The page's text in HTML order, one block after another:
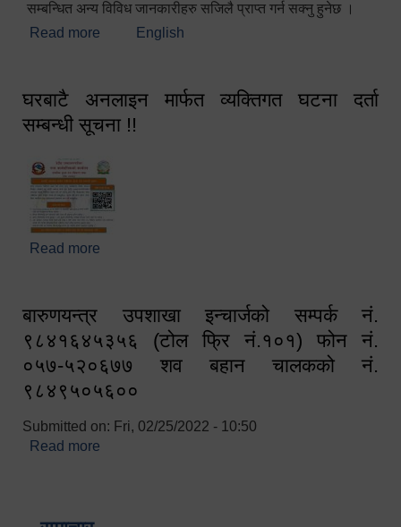
सम्बन्धित अन्य विविध जानकारीहरु सजिलै प्राप्त गर्न सक्नु हुनेछ ।
Read more about स्वागतम!!!
English
घरबाटै अनलाइन मार्फत व्यक्तिगत घटना दर्ता
सम्बन्धी सूचना !!
Read more
बारुणयन्त्र उपशाखा इन्चार्जको सम्पर्क नं.
९८४१६४५३५६ (टोल फ्रि नं.१०१) फोन नं.
०५७-५२०६७७ शव बहान चालकको नं.
९८४९५०५६००
Submitted on: Fri, 02/25/2022 - 10:50
Read more